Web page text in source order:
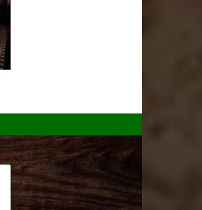
политику конфиденциальности